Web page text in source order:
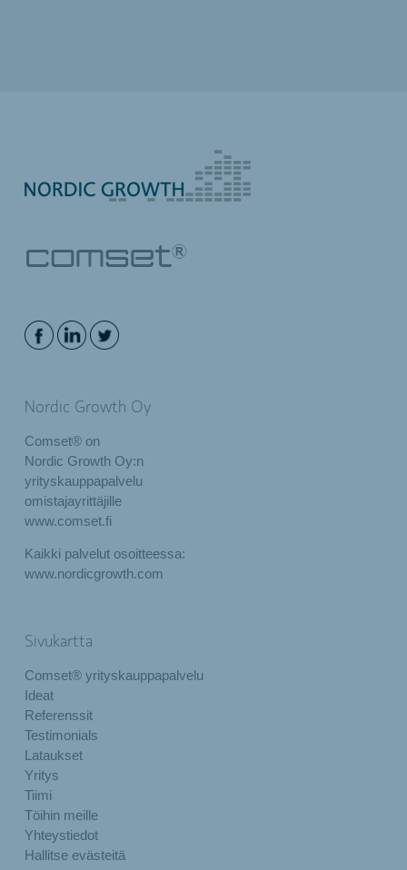
Nordic Growth Oy
Comset® on
Nordic Growth Oy:n
yrityskauppapalvelu
omistajayrittäjille
www.comset.fi
Kaikki palvelut osoitteessa:
www.nordicgrowth.com
Sivukartta
Comset® yrityskauppapalvelu
Ideat
Referenssit
Testimonials
Lataukset
Yritys
Tiimi
Töihin meille
Yhteystiedot
Hallitse evästeitä